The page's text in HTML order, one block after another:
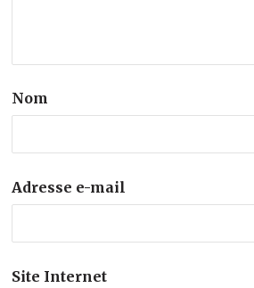
Nom
Adresse e-mail
Site Internet